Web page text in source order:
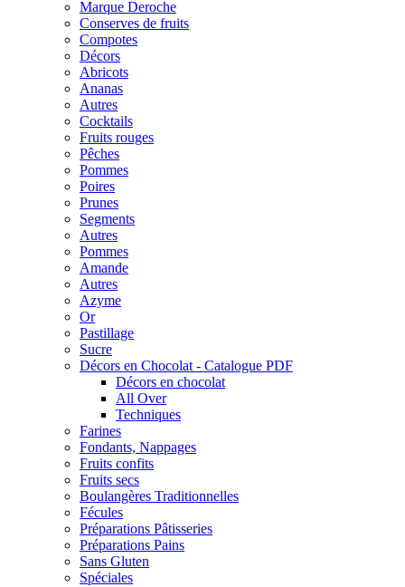
Marque Deroche
Conserves de fruits
Compotes
Décors
Abricots
Ananas
Autres
Cocktails
Fruits rouges
Pêches
Pommes
Poires
Prunes
Segments
Autres
Pommes
Amande
Autres
Azyme
Or
Pastillage
Sucre
Décors en Chocolat - Catalogue PDF
Décors en chocolat
All Over
Techniques
Farines
Fondants, Nappages
Fruits confits
Fruits secs
Boulangères Traditionnelles
Fécules
Préparations Pâtisseries
Préparations Pains
Sans Gluten
Spéciales